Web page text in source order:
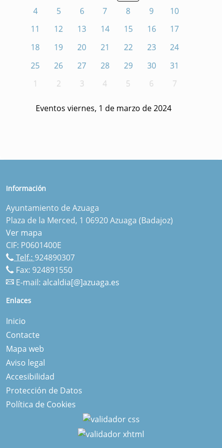
4
5 6 7 8 9
10
11
12 13 14 15 16
17
18
19 20 21 22 23
24
25
26 27 28 29 30
31
1
2 3 4 5 6 7
Eventos viernes, 1 de marzo de 2024
Información
Ayuntamiento de Azuaga
Plaza de la Merced, 1 06920 Azuaga (Badajoz)
Ver mapa
CIF: P0601400E
Telf.: 924890307
Fax: 924891550
E-mail: alcaldia[@]azuaga.es
Enlaces
Inicio
Contacte
Mapa web
Aviso legal
Accesibilidad
Protección de Datos
Política de Cookies